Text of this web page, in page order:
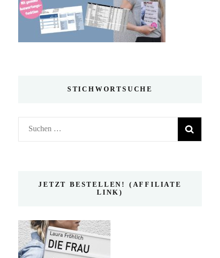
STICHWORTSUCHE
Suchen
nach:
JETZT BESTELLEN! (AFFILIATE
LINK)